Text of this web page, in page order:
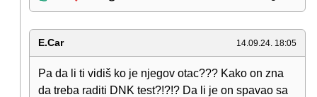
E.Car 14.09.24. 18:05
Pa da li ti vidiš ko je njegov otac??? Kako on zna
da treba raditi DNK test?!?!? Da li je on spavao sa